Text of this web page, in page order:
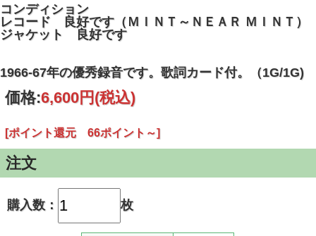
コンディション
レコード 良好です（ＭＩＮＴ～ＮＥＡＲ ＭＩＮＴ）
ジャケット 良好です
1966-67年の優秀録音です。歌詞カード付。（1G/1G)
価格:6,600円 (税込)
[ポイント還元 66ポイント～]
注文
購入数： 枚